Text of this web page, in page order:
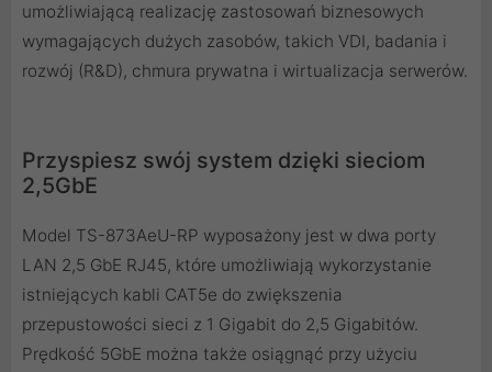
umożliwiającą realizację zastosowań biznesowych
wymagających dużych zasobów, takich VDI, badania i
rozwój (R&D), chmura prywatna i wirtualizacja serwerów.
Przyspiesz swój system dzięki sieciom
2,5GbE
Model TS-873AeU-RP wyposażony jest w dwa porty
LAN 2,5 GbE RJ45, które umożliwiają wykorzystanie
istniejących kabli CAT5e do zwiększenia
przepustowości sieci z 1 Gigabit do 2,5 Gigabitów.
Prędkość 5GbE można także osiągnąć przy użyciu